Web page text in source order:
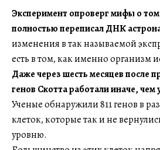
Эксперимент опроверг мифы о
полностью переписал ДНК
изменения в так называемой
есть в том, как именно организм
Даже через шесть месяцев после
генов Скотта работали иначе, чем
Ученые обнаружили 811 генов в
клеток, которые так и не
уровню.